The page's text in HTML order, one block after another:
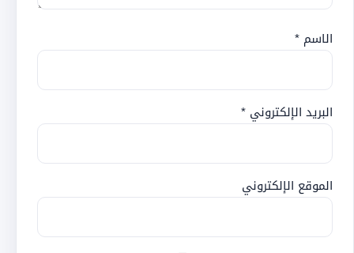
الاسم *
البريد الإلكتروني *
الموقع الإلكتروني